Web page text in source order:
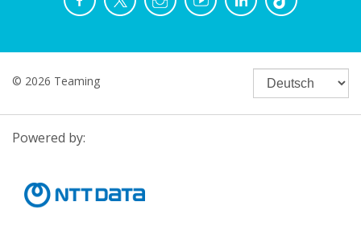
© 2026 Teaming
Powered by: